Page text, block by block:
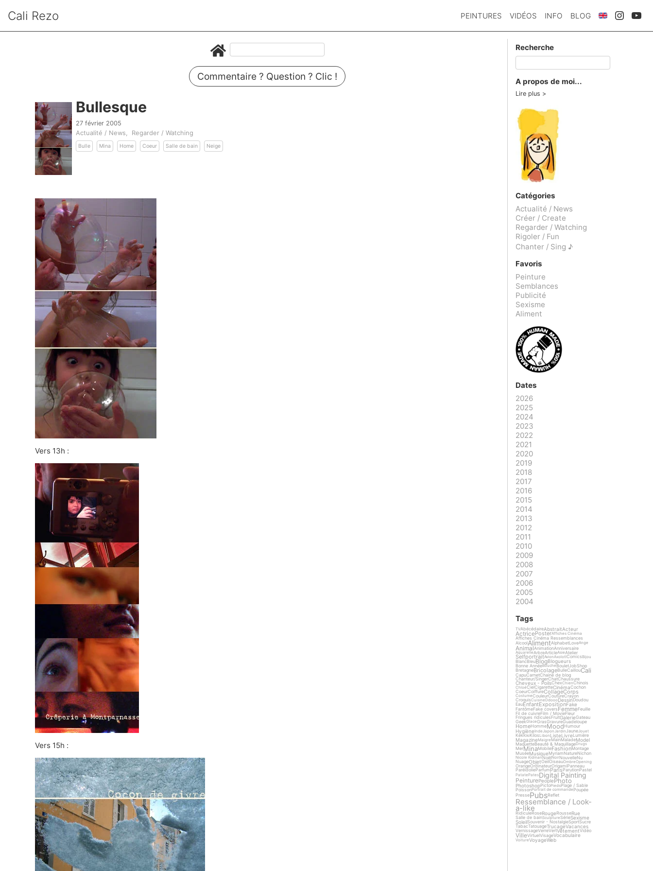
Cali Rezo PEINTURES VIDÉOS INFO BLOG
Commentaire ? Question ? Clic !
Bullesque
27 février 2005
Actualité / News Regarder / Watching
Bulle Mina Home Coeur Salle de bain Neige
Vers 13h :
Vers 15h :
Recherche
A propos de moi...
Lire plus
Catégories
Actualité / News
Créer / Create
Regarder / Watching
Rigoler / Fun
Chanter / Sing ♪
Favoris
Peinture
Semblances
Publicité
Sexisme
Aliment
Dates
2026
2025
2024
2023
2022
2021
2020
2019
2018
2017
2016
2015
2014
2013
2012
2011
2010
2009
2008
2007
2006
2005
2004
Tags
TVAbécédaireAbstraitActeur
ActricePosterAffiches Cinéma
Affiches Cinéma Ressemblances
AlcoolAlimentAlphabetLoveAnge
AnimalAnimationAnniversaire
AquarelleArbreArticleAsieAtelier
SelfportraitAvionAxolotlComicsBijou
BlancBleuBlogBlogueurs
Bonne AnnéeBoucheBouletJobShop
BretagneBricolageBulleCaillouCali
CapuCarnetChaine de blog
Chanteur/SingerChatChaussure
Cheveux - PoilsChexChienChinois
ChloéCielCigaretteCinémaCochon
CoeurCoiffureCollageCorps
CostumeCouleurCoutureCrayon
CroquisCuisineDdoooDessinDoudou
EauEnfantExpositionFake
FantômeFake coversFemmeFeuille
Fil de cuivreFilm / MovieFleur
Fringues ridiculesFruitGalerieGateau
GeekGlaceGrasGravureGuadeloupe
HomeHommeMoodHumour
HygièneInde Japon JardinJaune Jouet
KekKikiKilosLibon ListeLivreLumière
MagazineMaigre MainMaladeModel
MaquetteBeauté & MaquillageDrugs
MerMinaMobileFashionMontage
MuséeMusiqueMyriamNatureNichon
Nicole KidmanNoëlNoirNouvelleNu
NuageObjetOeilOiseauOmbreOpening
OrangeOrdinateurOrigamiPanneau
ParéidolieParfumParisParutionPastel
PatatePatesDigital Painting
PeinturePeoplePhoto
PhotoshopPictoPiedsPlage / Sable
PoissonPortrait de commande Poupée
PressePubsReflet
Ressemblance / Look-
a-like
RidiculeRoseRougeRousseRue
Salle de bainSculptureSérieSexisme
SoleilSouvenir - NostalgieSportSucre
TabacTatouageTrucageVacances
VernissageVerreVertVêtementVidéo
VilleVirtuelVisageVocabulaire
VoitureVoyageWeb